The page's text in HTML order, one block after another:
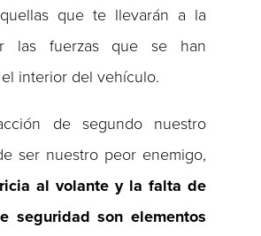
que te llevarán a la
las fuerzas que se han
interior del vehículo.
de segundo nuestro
ser nuestro peor enemigo,
al volante y la falta de
seguridad son elementos